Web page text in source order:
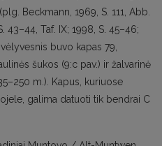
Beckmann, 1969, S. 111, Abb.
43–44, Taf. IX; 1998, S. 45–46;
buvo kapas 79,
šukos (9:c pav.) ir žalvarinė
m.). Kapus, kuriuose
galima datuoti tik bendrai C